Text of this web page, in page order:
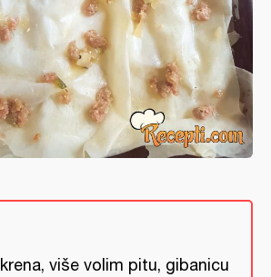
više volim pitu, gibanicu